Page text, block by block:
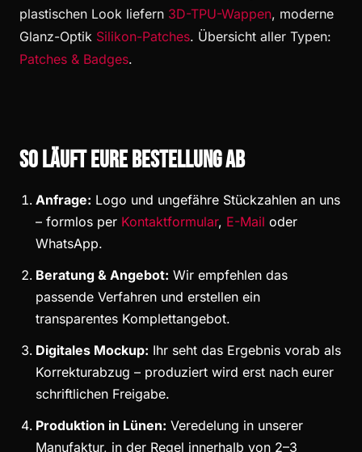
plastischen Look liefern 3D-TPU-Wappen, moderne
Glanz-Optik Silikon-Patches. Übersicht aller Typen:
Patches & Badges.
So läuft eure Bestellung ab
Anfrage: Logo und ungefähre Stückzahlen an uns
– formlos per Kontaktformular, E-Mail oder
WhatsApp.
Beratung & Angebot: Wir empfehlen das
passende Verfahren und erstellen ein
transparentes Komplettangebot.
Digitales Mockup: Ihr seht das Ergebnis vorab als
Korrekturabzug – produziert wird erst nach eurer
schriftlichen Freigabe.
Produktion in Lünen: Veredelung in unserer
Manufaktur, in der Regel innerhalb von 2–3